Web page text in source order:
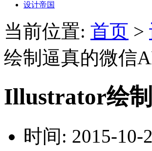
设计帝国
当前位置: 首页 >
绘制逼真的微信
Illustrator绘
时间: 2015-10-